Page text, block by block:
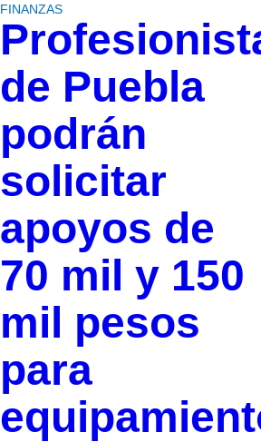
FINANZAS
de Puebla
podrán
solicitar
apoyos de
70 mil y 150
mil pesos
para